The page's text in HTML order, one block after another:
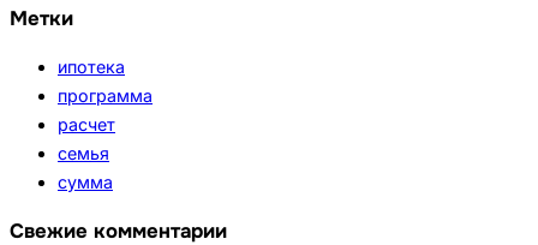
Метки
ипотека
программа
расчет
семья
сумма
Свежие комментарии